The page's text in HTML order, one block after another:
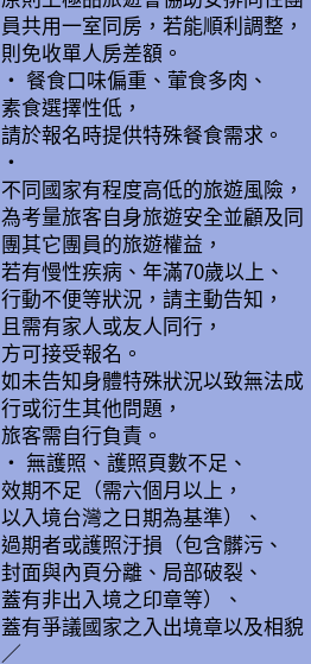
員共用一室同房，若能順利調整，
則免收單人房差額。
• 餐食口味偏重、葷食多肉、
素食選擇性低，
請於報名時提供特殊餐食需求。
•
不同國家有程度高低的旅遊風險，
為考量旅客自身旅遊安全並顧及同
團其它團員的旅遊權益，
若有慢性疾病、年滿70歲以上、
行動不便等狀況，請主動告知，
且需有家人或友人同行，
方可接受報名。
如未告知身體特殊狀況以致無法成
行或衍生其他問題，
旅客需自行負責。
• 無護照、護照頁數不足、
效期不足（需六個月以上，
以入境台灣之日期為基準）、
過期者或護照汙損（包含髒污、
封面與內頁分離、局部破裂、
蓋有非出入境之印章等）、
蓋有爭議國家之入出境章以及相貌
／